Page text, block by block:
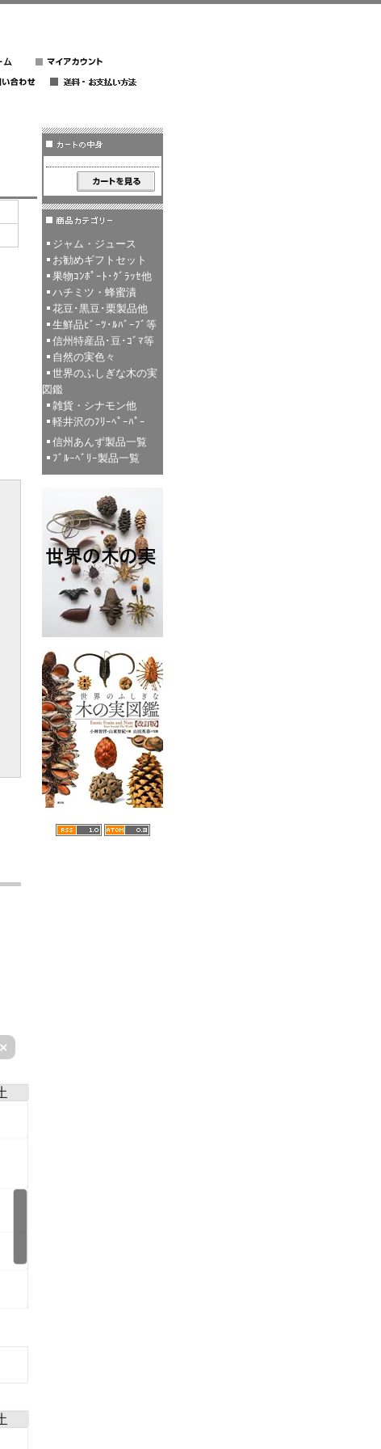
ジャム・ジュース
お勧めギフトセット
果物ｺﾝﾎﾟｰﾄ･ｸﾞﾗｯｾ他
ハチミツ・蜂蜜漬
花豆･黒豆･栗製品他
生鮮品ﾋﾞｰﾂ･ﾙﾊﾞｰﾌﾞ等
信州特産品･豆･ｺﾞﾏ等
自然の実色々
世界のふしぎな木の実
図鑑
雑貨・シナモン他
軽井沢のﾌﾘｰﾍﾟｰﾊﾟｰ
信州あんず製品一覧
ﾌﾞﾙｰﾍﾞﾘｰ製品一覧